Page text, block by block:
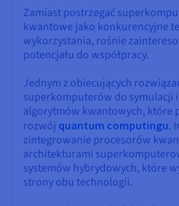
Zamiast postrzegać
kwantowe jako konkurencyjne
wykorzystania, rośnie
potencjału do współpracy.
Jednym z obiecujących
superkomputerów do symulacji
algorytmów kwantowych, które
rozwój quantum computingu.
zintegrowanie procesorów
architekturami
systemów hybrydowych, które
strony obu technologii.